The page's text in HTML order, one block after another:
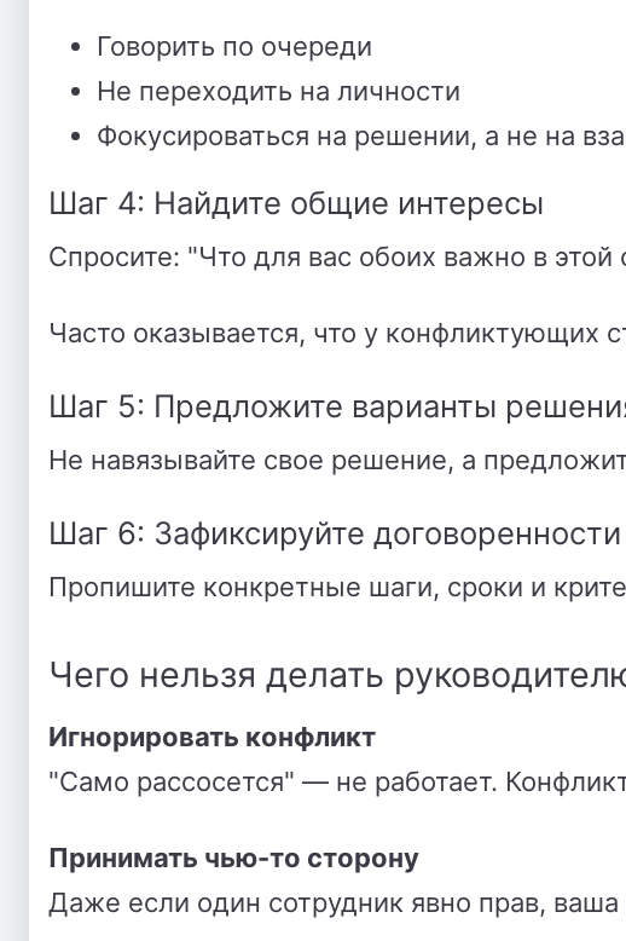
Говорить по очереди
Не переходить на личности
Фокусироваться на решении, а не на
Шаг 4: Найдите общие интересы
Спросите: "Что для вас обоих важно в
Часто оказывается, что у конфликтующих
Шаг 5: Предложите варианты
Не навязывайте свое решение, а
Шаг 6: Зафиксируйте договоренности
Пропишите конкретные шаги, сроки и
Чего нельзя делать
Игнорировать конфликт
"Само рассосется" — не работает.
Принимать чью-то сторону
Даже если один сотрудник явно прав,